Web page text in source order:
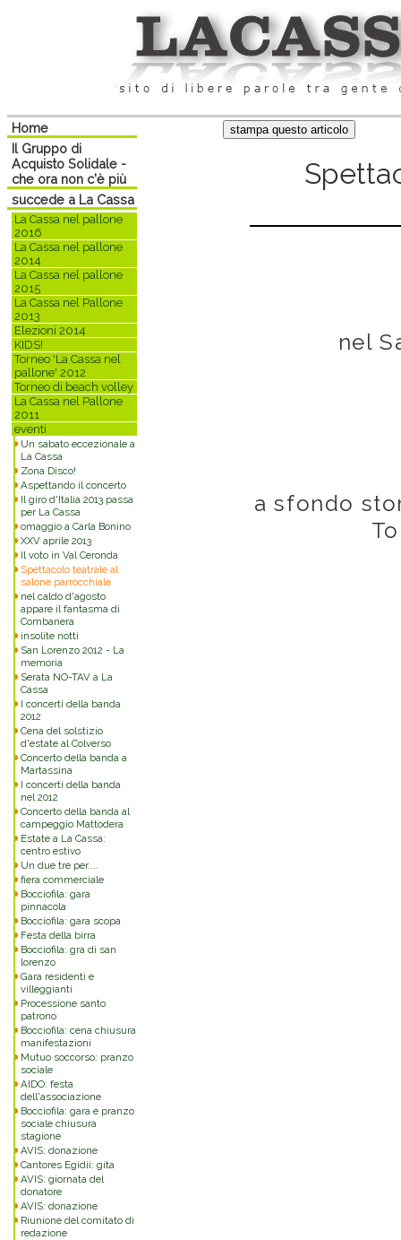
Home
Il Gruppo di
Acquisto Solidale -
che ora non c'è più
succede a La Cassa
La Cassa nel pallone
2016
La Cassa nel pallone
2014
La Cassa nel pallone
2015
La Cassa nel Pallone
2013
Elezioni 2014
KIDS!
Torneo 'La Cassa nel
pallone' 2012
Torneo di beach volley
La Cassa nel Pallone
2011
eventi
Un sabato eccezionale a
La Cassa
Zona Disco!
Aspettando il concerto
Il giro d'Italia 2013 passa
per La Cassa
omaggio a Carla Bonino
XXV aprile 2013
Il voto in Val Ceronda
Spettacolo teatrale al
salone parrocchiale
nel caldo d'agosto
appare il fantasma di
Combanera
insolite notti
San Lorenzo 2012 - La
memoria
Serata NO-TAV a La
Cassa
I concerti della banda
2012
Cena del solstizio
d'estate al Colverso
Concerto della banda a
Martassina
I concerti della banda
nel 2012
Concerto della banda al
campeggio Mattodera
Estate a La Cassa:
centro estivo
Un due tre per....
fiera commerciale
Bocciofila: gara
pinnacola
Bocciofila: gara scopa
Festa della birra
Bocciofila: gra di san
lorenzo
Gara residenti e
villeggianti
Processione santo
patrono
Bocciofila: cena chiusura
manifestazioni
Mutuo soccorso: pranzo
sociale
AIDO: festa
dell'associazione
Bocciofila: gara e pranzo
sociale chiusura
stagione
AVIS: donazione
Cantores Egidii: gita
AVIS: giornata del
donatore
AVIS: donazione
Riunione del comitato di
redazione
nel
a sfondo